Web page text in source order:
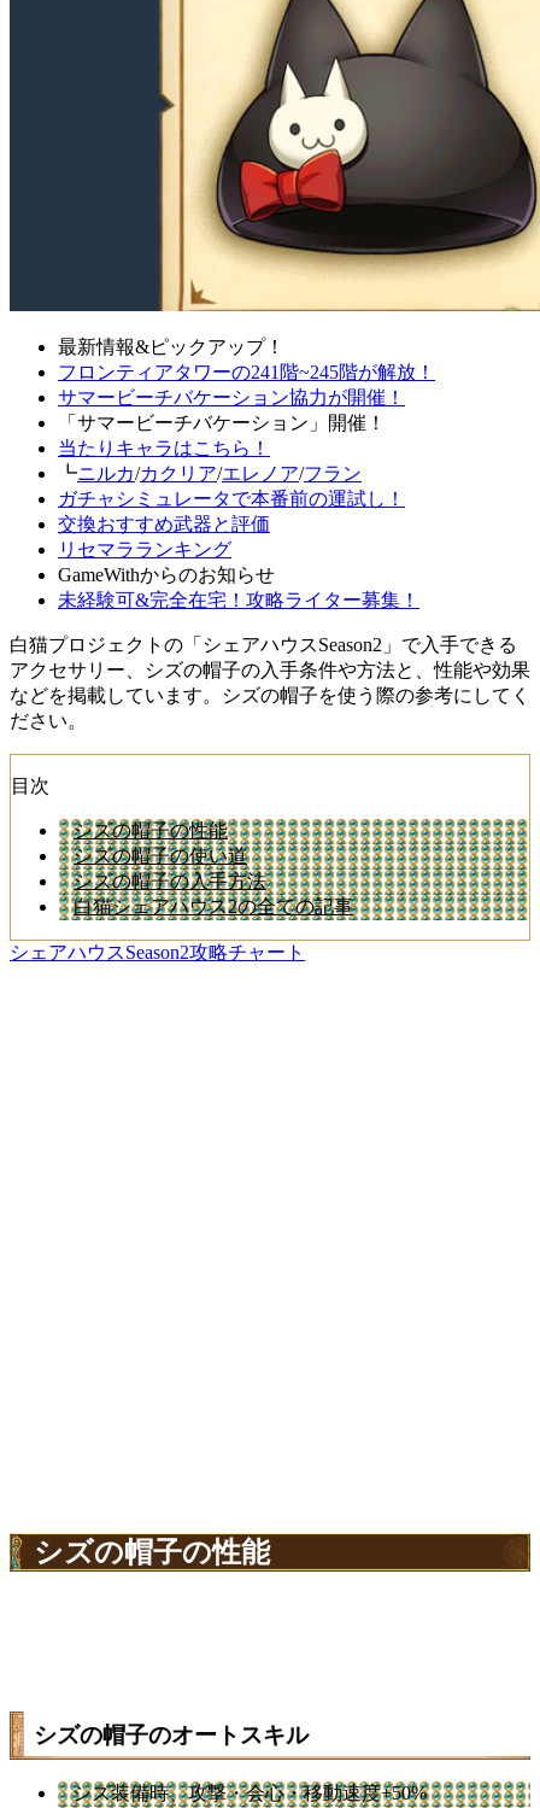
最新情報&ピックアップ！
フロンティアタワーの241階~245階が解放！
サマービーチバケーション協力が開催！
「サマービーチバケーション」開催！
当たりキャラはこちら！
┗ニルカ/カクリア/エレノア/フラン
ガチャシミュレータで本番前の運試し！
交換おすすめ武器と評価
リセマラランキング
GameWithからのお知らせ
未経験可&完全在宅！攻略ライター募集！
白猫プロジェクトの「シェアハウスSeason2」で入手できる
アクセサリー、シズの帽子の入手条件や方法と、性能や効果
などを掲載しています。シズの帽子を使う際の参考にしてく
ださい。
目次
シズの帽子の性能
シズの帽子の使い道
シズの帽子の入手方法
白猫シェアハウス2の全ての記事
シェアハウスSeason2攻略チャート
シズの帽子の性能
シズの帽子のオートスキル
シズ装備時、攻撃・会心・移動速度+50%